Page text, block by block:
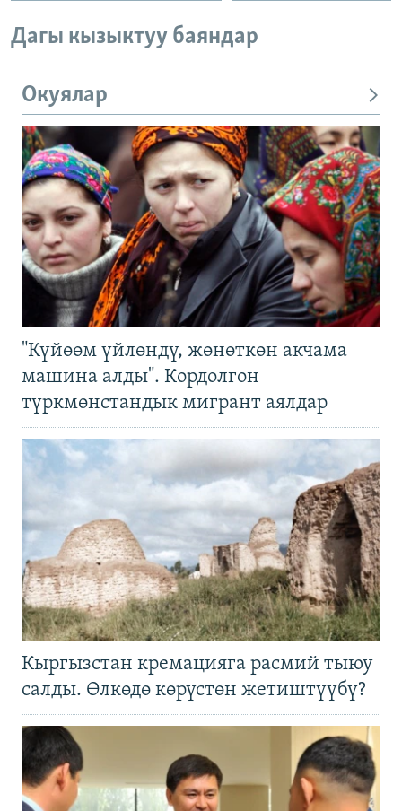
Дагы кызыктуу баяндар
Окуялар
"Күйөөм үйлөндү, жөнөткөн акчама
машина алды". Кордолгон
түркмөнстандык мигрант аялдар
Кыргызстан кремацияга расмий тыюу
салды. Өлкөдө көрүстөн жетиштүүбү?